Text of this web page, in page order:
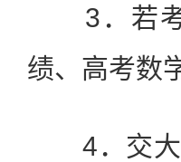
3．若考
绩、高考数
4．交大